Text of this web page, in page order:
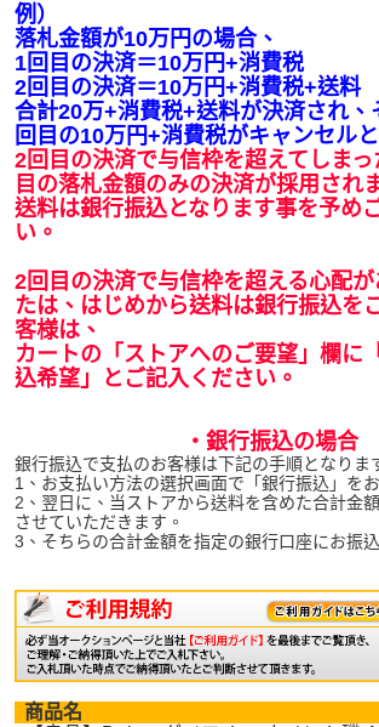
例）
落札金額が10万円の場合、
1回目の決済＝10万円+消費税
2回目の決済＝10万円+消費税+送料
合計20万+消費税+送料が決済され、
回目の10万円+消費税がキャンセル
2回目の決済で与信枠を超えてしまっ
目の落札金額のみの決済が採用され
送料は銀行振込となります事を予め
い。
2回目の決済で与信枠を超える心配
たは、はじめから送料は銀行振込を
客様は、
カートの「ストアへのご要望」欄に
込希望」とご記入ください。
・銀行振込の場合
銀行振込で支払のお客様は下記の手順となりま
1、お支払い方法の選択画面で「銀行振込」を
2、翌日に、当ストアから送料を含めた合計金
させていただきます。
3、そちらの合計金額を指定の銀行口座にお振
商品名